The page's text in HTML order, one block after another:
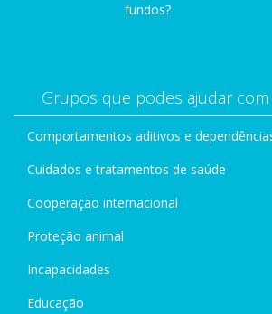
fundos?
Grupos que podes ajudar
Comportamentos aditivos e
Cuidados e tratamentos de saúde
Cooperação internacional
Proteção animal
Incapacidades
Educação